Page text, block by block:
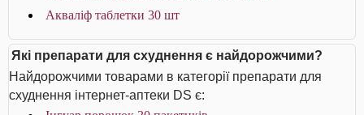
Акваліф таблетки 30 шт
Які препарати для схуднення є найдорожчими?
Найдорожчими товарами в категорії препарати для
схуднення інтернет-аптеки DS є: